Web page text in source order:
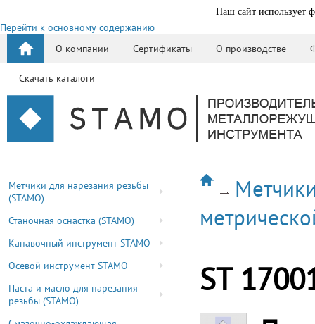
Наш сайт использует
Перейти к основному содержанию
О компании
Сертификаты О производстве
Скачать каталоги
Метчики для нарезания резьбы
(STAMO)
Станочная оснастка (STAMO)
Канавочный инструмент STAMO
Осевой инструмент STAMO
Паста и масло для нарезания
резьбы (STAMO)
ST